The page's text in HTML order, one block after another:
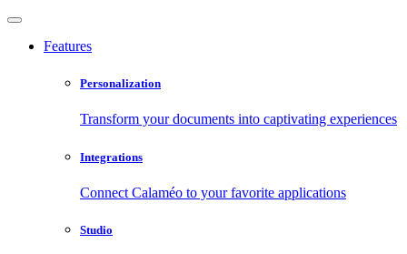
Features
Personalization
Transform your documents into captivating experiences
Integrations
Connect Calaméo to your favorite applications
Studio